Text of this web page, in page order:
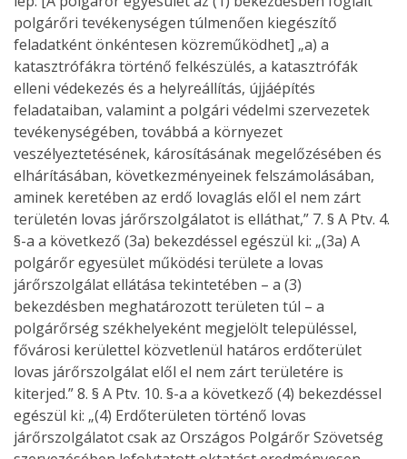
polgárőri tevékenységen túlmenően kiegészítő
feladatként önkéntesen közreműködhet] „a) a
katasztrófákra történő felkészülés, a katasztrófák
elleni védekezés és a helyreállítás, újjáépítés
feladataiban, valamint a polgári védelmi szervezetek
tevékenységében, továbbá a környezet
veszélyeztetésének, károsításának megelőzésében és
elhárításában, következményeinek felszámolásában,
aminek keretében az erdő lovaglás elől el nem zárt
területén lovas járőrszolgálatot is elláthat,” 7. § A Ptv. 4.
§-a a következő (3a) bekezdéssel egészül ki: „(3a) A
polgárőr egyesület működési területe a lovas
járőrszolgálat ellátása tekintetében – a (3)
bekezdésben meghatározott területen túl – a
polgárőrség székhelyeként megjelölt településsel,
fővárosi kerülettel közvetlenül határos erdőterület
lovas járőrszolgálat elől el nem zárt területére is
kiterjed.” 8. § A Ptv. 10. §-a a következő (4) bekezdéssel
egészül ki: „(4) Erdőterületen történő lovas
járőrszolgálatot csak az Országos Polgárőr Szövetség